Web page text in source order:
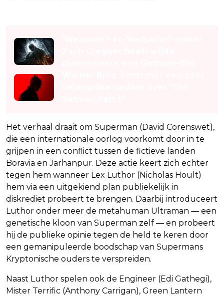
Het verhaal draait om Superman (David Corenswet),
die een internationale oorlog voorkomt door in te
grijpen in een conflict tussen de fictieve landen
Boravia en Jarhanpur. Deze actie keert zich echter
tegen hem wanneer Lex Luthor (Nicholas Hoult)
hem via een uitgekiend plan publiekelijk in
diskrediet probeert te brengen. Daarbij introduceert
Luthor onder meer de metahuman Ultraman — een
genetische kloon van Superman zelf — en probeert
hij de publieke opinie tegen de held te keren door
een gemanipuleerde boodschap van Supermans
Kryptonische ouders te verspreiden.
Naast Luthor spelen ook de Engineer (Edi Gathegi),
Mister Terrific (Anthony Carrigan), Green Lantern